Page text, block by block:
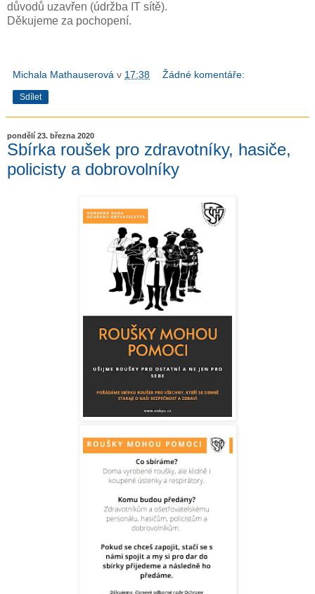
důvodů uzavřen (údržba IT sítě).
Děkujeme za pochopení.
Michala Mathauserová v 17:38 Žádné komentáře:
Sdílet
pondělí 23. března 2020
Sbírka roušek pro zdravotníky, hasiče,
policisty a dobrovolníky